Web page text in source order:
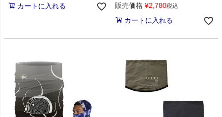
カートに入れる
販売価格 ¥2,780税込
カートに入れる